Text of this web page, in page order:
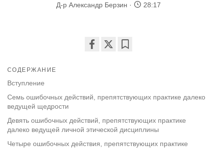
Д-р Александр Берзин 28:17
СОДЕРЖАНИЕ
Вступление
Семь ошибочных действий, препятствующих практике далеко
ведущей щедрости
Девять ошибочных действий, препятствующих практике
далеко ведущей личной этической дисциплины
Четыре ошибочных действия, препятствующих практике